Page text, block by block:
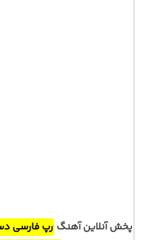
پخش آنلاین آهنگ رپ فارسی